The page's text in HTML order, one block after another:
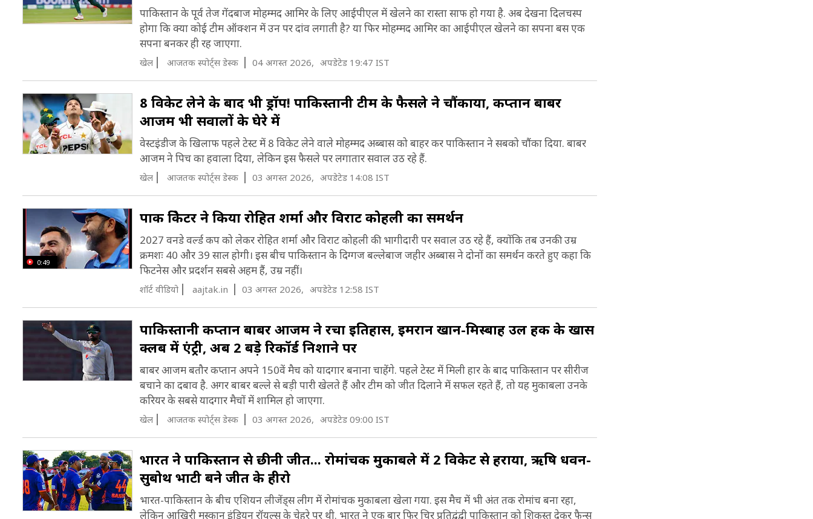
पाकिस्तान के पूर्व तेज गेंदबाज मोहम्मद आमिर के लिए आईपीएल में खेलने का रास्ता साफ हो गया है. अब देखना दिलचस्प
होगा कि क्या कोई टीम ऑक्शन में उन पर दांव लगाती है? या फिर मोहम्मद आमिर का आईपीएल खेलने का सपना बस एक
सपना बनकर ही रह जाएगा.
खेल आजतक स्पोर्ट्स डेस्क 04 अगस्त 2026, अपडेटेड 19:47 IST
8 विकेट लेने के बाद भी ड्रॉप! पाकिस्तानी टीम के फैसले ने चौंकाया, कप्तान बाबर
आजम भी सवालों के घेरे में
वेस्टइंडीज के खिलाफ पहले टेस्ट में 8 विकेट लेने वाले मोहम्मद अब्बास को बाहर कर पाकिस्तान ने सबको चौंका दिया. बाबर
आजम ने पिच का हवाला दिया, लेकिन इस फैसले पर लगातार सवाल उठ रहे हैं.
खेल आजतक स्पोर्ट्स डेस्क 03 अगस्त 2026, अपडेटेड 14:08 IST
0:49
पाक क्रिकेटर ने किया रोहित शर्मा और विराट कोहली का समर्थन
2027 वनडे वर्ल्ड कप को लेकर रोहित शर्मा और विराट कोहली की भागीदारी पर सवाल उठ रहे हैं, क्योंकि तब उनकी उम्र
क्रमशः 40 और 39 साल होगी। इस बीच पाकिस्तान के दिग्गज बल्लेबाज जहीर अब्बास ने दोनों का समर्थन करते हुए कहा कि
फिटनेस और प्रदर्शन सबसे अहम हैं, उम्र नहीं।
शॉर्ट वीडियो aajtak.in 03 अगस्त 2026, अपडेटेड 12:58 IST
पाकिस्तानी कप्तान बाबर आजम ने रचा इतिहास, इमरान खान-मिस्बाह उल हक के खास
क्लब में एंट्री, अब 2 बड़े रिकॉर्ड निशाने पर
बाबर आजम बतौर कप्तान अपने 150वें मैच को यादगार बनाना चाहेंगे. पहले टेस्ट में मिली हार के बाद पाकिस्तान पर सीरीज
बचाने का दबाव है. अगर बाबर बल्ले से बड़ी पारी खेलते हैं और टीम को जीत दिलाने में सफल रहते हैं, तो यह मुकाबला उनके
करियर के सबसे यादगार मैचों में शामिल हो जाएगा.
खेल आजतक स्पोर्ट्स डेस्क 03 अगस्त 2026, अपडेटेड 09:00 IST
भारत ने पाकिस्तान से छीनी जीत... रोमांचक मुकाबले में 2 विकेट से हराया, ऋषि धवन-
सुबोथ भाटी बने जीत के हीरो
भारत-पाकिस्तान के बीच एशियन लीजेंड्स लीग में रोमांचक मुकाबला खेला गया. इस मैच में भी अंत तक रोमांच बना रहा,
लेकिन आखिरी मुस्कान इंडियन रॉयल्स के चेहरे पर थी. भारत ने एक बार फिर चिर प्रतिद्वंद्वी पाकिस्तान को शिकस्त देकर फैन्स